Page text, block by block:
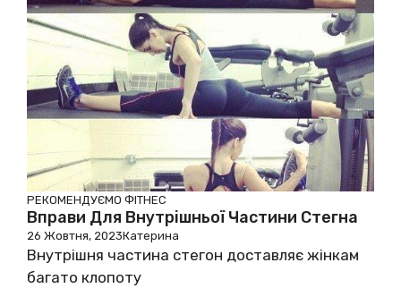
РЕКОМЕНДУЄМО ФІТНЕС
Вправи Для Внутрішньої Частини Стегна
26 Жовтня, 2023Катерина
Внутрішня частина стегон доставляє жінкам
багато клопоту